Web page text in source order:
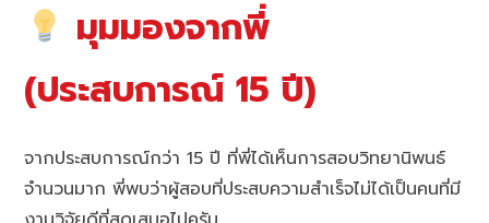
มุมมองจากพี่
(ประสบการณ์ 15 ปี)
จากประสบการณ์กว่า 15 ปี ที่พี่ได้เห็นการสอบวิทยานิพนธ์
จำนวนมาก พี่พบว่าผู้สอบที่ประสบความสำเร็จไม่ได้เป็นคนที่มี